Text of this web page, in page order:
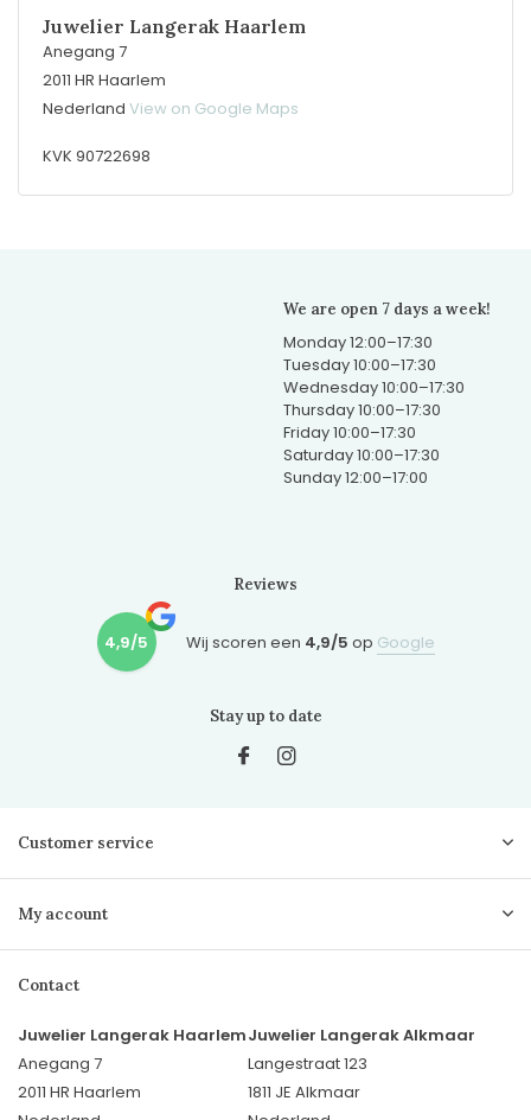
Juwelier Langerak Haarlem
Anegang 7
2011 HR Haarlem
Nederland View on Google Maps
KVK 90722698
We are open 7 days a week!
Monday 12:00–17:30
Tuesday 10:00–17:30
Wednesday 10:00–17:30
Thursday 10:00–17:30
Friday 10:00–17:30
Saturday 10:00–17:30
Sunday 12:00–17:00
Reviews
4,9/5 Wij scoren een 4,9/5 op Google
Stay up to date
Customer service
My account
Contact
Juwelier Langerak Haarlem
Anegang 7
2011 HR Haarlem
Juwelier Langerak Alkmaar
Langestraat 123
1811 JE Alkmaar